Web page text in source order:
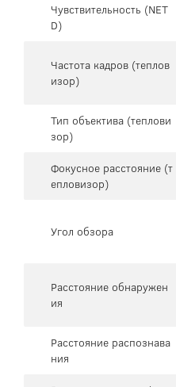
Чувствительность (NET
D)
Частота кадров (теплов
изор)
Тип объектива (теплови
зор)
Фокусное расстояние (т
епловизор)
Угол обзора
Расстояние обнаружен
ия
Расстояние распознава
ния